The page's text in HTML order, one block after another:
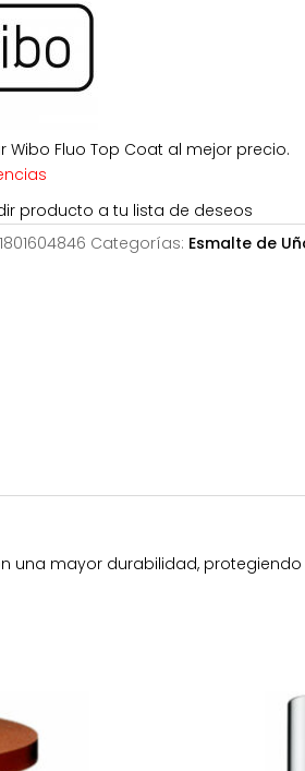
2,99€.
Wibo Fluo Top Coat al mejor precio.
producto a tu lista de deseos
Categorías: Esmalte de
una mayor durabilidad,